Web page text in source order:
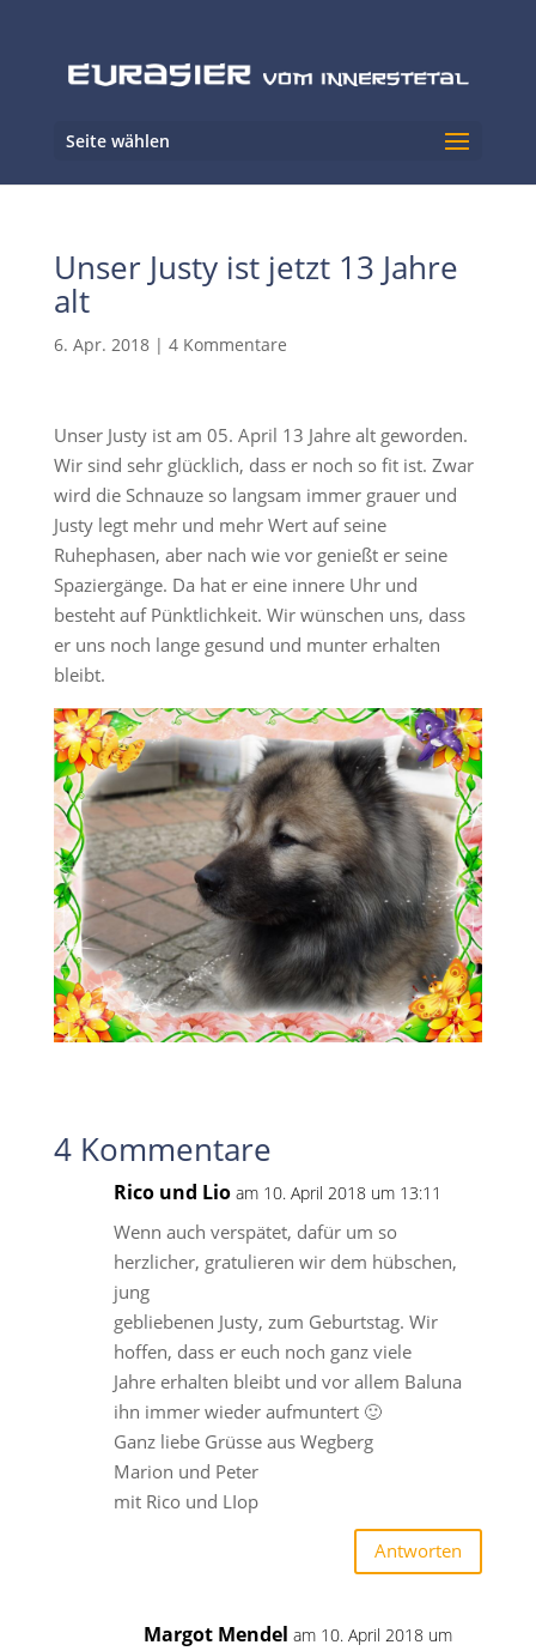
Seite wählen
Unser Justy ist jetzt 13 Jahre
alt
6. Apr. 2018| 4 Kommentare
Unser Justy ist am 05. April 13 Jahre alt geworden.
Wir sind sehr glücklich, dass er noch so fit ist. Zwar
wird die Schnauze so langsam immer grauer und
Justy legt mehr und mehr Wert auf seine
Ruhephasen, aber nach wie vor genießt er seine
Spaziergänge. Da hat er eine innere Uhr und
besteht auf Pünktlichkeit. Wir wünschen uns, dass
er uns noch lange gesund und munter erhalten
bleibt.
4 Kommentare
Rico und Lio am 10. April 2018 um 13:11
Wenn auch verspätet, dafür um so
herzlicher, gratulieren wir dem hübschen,
jung
gebliebenen Justy, zum Geburtstag. Wir
hoffen, dass er euch noch ganz viele
Jahre erhalten bleibt und vor allem Baluna
ihn immer wieder aufmuntert 🙂
Ganz liebe Grüsse aus Wegberg
Marion und Peter
mit Rico und LIop
Antworten
Margot Mendel am 10. April 2018 um